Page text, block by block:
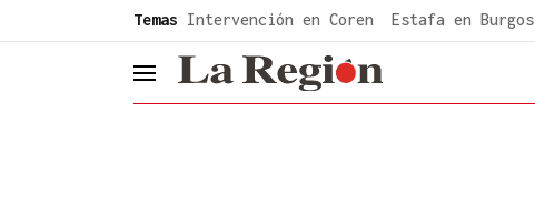
Temas Intervención en Coren Estafa en Burgos
header.menu.open